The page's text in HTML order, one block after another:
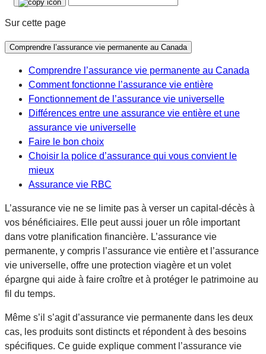
Sur cette page
Comprendre l’assurance vie permanente au Canada
Comprendre l’assurance vie permanente au Canada
Comment fonctionne l’assurance vie entière
Fonctionnement de l’assurance vie universelle
Différences entre une assurance vie entière et une
assurance vie universelle
Faire le bon choix
Choisir la police d’assurance qui vous convient le
mieux
Assurance vie RBC
L’assurance vie ne se limite pas à verser un capital-décès à
vos bénéficiaires. Elle peut aussi jouer un rôle important
dans votre planification financière. L’assurance vie
permanente, y compris l’assurance vie entière et l’assurance
vie universelle, offre une protection viagère et un volet
épargne qui aide à faire croître et à protéger le patrimoine au
fil du temps.
Même s’il s’agit d’assurance vie permanente dans les deux
cas, les produits sont distincts et répondent à des besoins
spécifiques. Ce guide explique comment l’assurance vie